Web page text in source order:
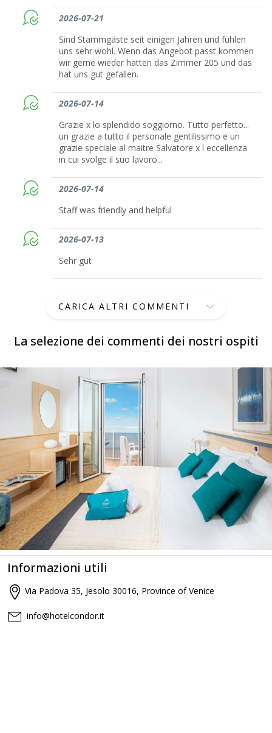
La selezione dei commenti dei nostri ospiti
2026-07-21
Sind Stammgäste seit einigen Jahren und fühlen
uns sehr wohl. Wenn das Angebot passt kommen
wir gerne wieder hatten das Zimmer 205 und das
hat uns gut gefallen.
2026-07-14
Grazie x lo splendido soggiorno. Tutto perfetto...
un grazie a tutto il personale gentilissimo e un
grazie speciale al maitre Salvatore x l eccellenza
in cui svolge il suo lavoro...
2026-07-14
Staff was friendly and helpful
2026-07-13
Sehr gut
CARICA ALTRI COMMENTI
Informazioni utili
Via Padova 35, Jesolo 30016, Province of Venice
info@hotelcondor.it